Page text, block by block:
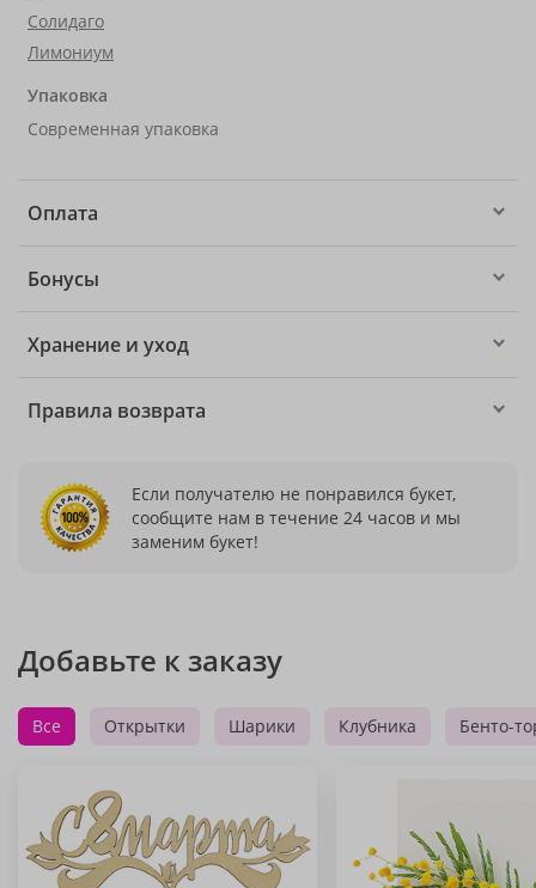
Солидаго
Лимониум
Упаковка
Современная упаковка
Оплата
Бонусы
Хранение и уход
Правила возврата
Если получателю не понравился букет,
сообщите нам в течение 24 часов и мы
заменим букет!
Добавьте к заказу
Все Открытки Шарики Клубника Бенто-